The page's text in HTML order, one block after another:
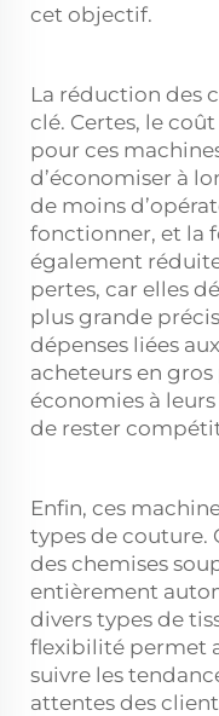
cet objectif.
La réduction des
clé. Certes, le
pour ces
d’économiser à
de moins
fonctionner, et la
également
pertes, car elles
plus grande
dépenses liées
acheteurs en
économies à
de rester
Enfin, ces
types de couture.
des chemises
entièrement
divers types de
flexibilité permet
suivre les
attentes des